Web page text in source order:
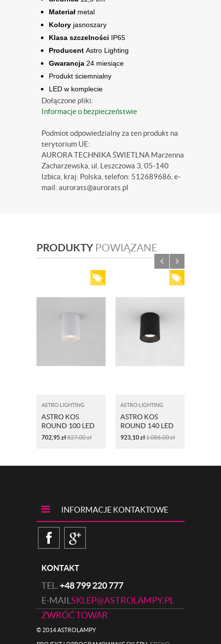
Materiał metal
Kolory jasnoszary
Klasa szczelności IP65
Producent Astro Lighting
Gwarancja 24 miesiące
Produkt ściemnialny
LED w komplecie
Dołączone pliki:
Informacje o bezpieczeństwie
Podmiot odpowiedzialny za ten produkt na
terytorium UE:
AURORA TECHNIKA ŚWIETLNA Marzenna
Zacharzewska, ul. Leszczowa 3, 05-140
Izbica, kraj: Polska, telefon: 512689686, e-
mail: aurorats@aurorats.pl
PRODUKTY POWIĄZANE
ASTRO LIGHTING
ASTRO KOS
ROUND 100 LED
1326061 BIAŁY
702,95zł827,00zł
ASTRO LIGHTING
ASTRO KOS
ROUND 140 LED
1326068 CZARNY
923,10zł1 086,00zł
INFORMACJE KONTAKTOWE
KONTAKT
TEL.+48 799 220 777
E-MAIL SKLEP@ASTROLAMPY.PL
ZWRÓĆ TOWAR
© 2014 ASTROLAMPY